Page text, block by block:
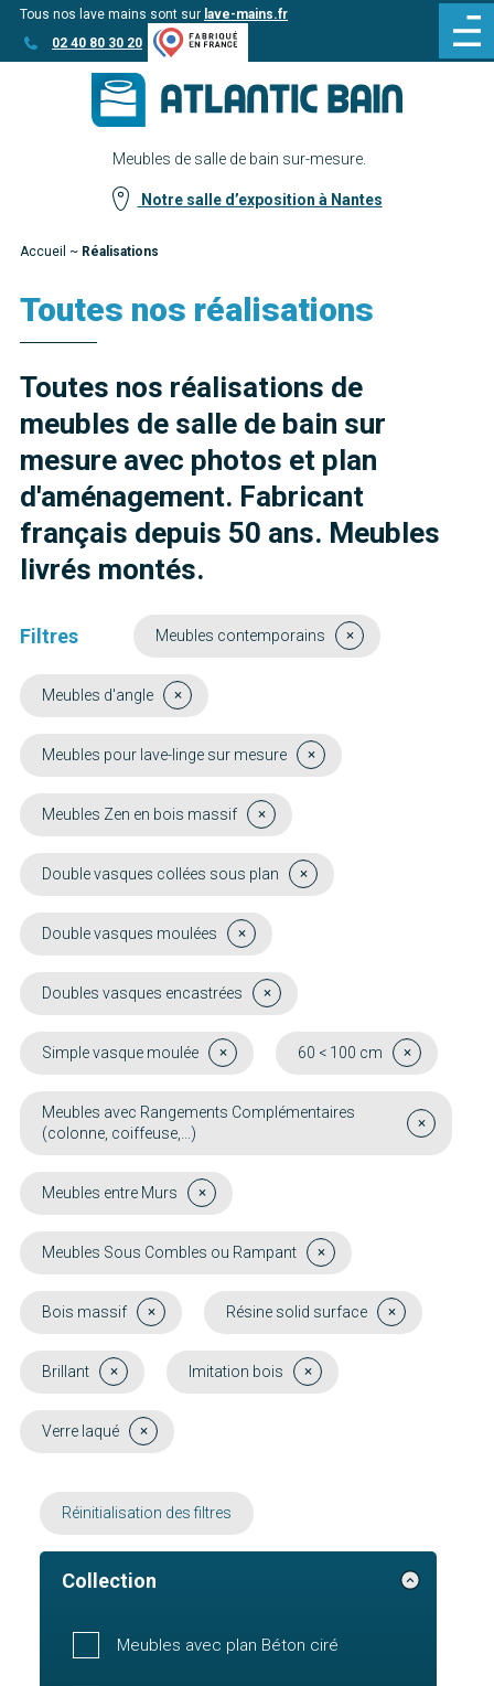
Aller
au
Aller au
contenu
Tous nos lave mains sont sur lave-mains.fr
02 40 80 30 20
Meubles de salle de bain sur-mesure.
Notre salle d’exposition à Nantes
Accueil ~ Réalisations
Toutes nos réalisations
Toutes nos réalisations de
meubles de salle de bain sur
mesure avec photos et plan
d'aménagement. Fabricant
français depuis 50 ans. Meubles
livrés montés.
Filtres Meubles contemporains
Meubles d'angle
Meubles pour lave-linge sur mesure
Meubles Zen en bois massif
Double vasques collées sous plan
Double vasques moulées
Doubles vasques encastrées
Simple vasque moulée 60 < 100 cm
Meubles avec Rangements Complémentaires
(colonne, coiffeuse,...)
Meubles entre Murs
Meubles Sous Combles ou Rampant
Bois massif Résine solid surface
Brillant Imitation bois
Verre laqué
Réinitialisation des filtres
Collection
Meubles avec plan Béton ciré